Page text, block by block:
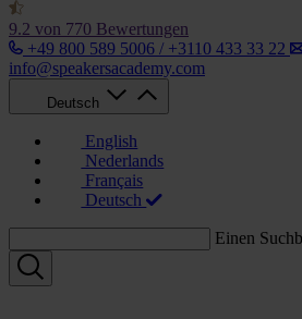
9.2 von 770 Bewertungen
+49 800 589 5006 / +3110 433 33 22
info@speakersacademy.com
Deutsch
English
Nederlands
Français
Deutsch
Einen